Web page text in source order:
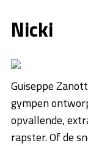
Nicki
Guiseppe
gympen
opvallende,
rapster. Of de